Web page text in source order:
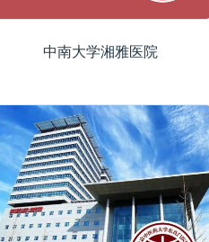
中南大学湘雅医院